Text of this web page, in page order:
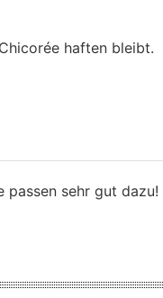
haften bleibt.
passen sehr gut dazu!